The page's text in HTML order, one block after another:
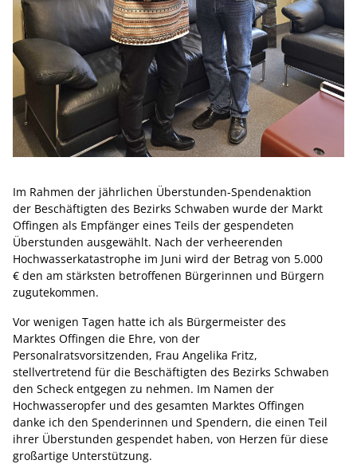
Im Rahmen der jährlichen Überstunden-Spendenaktion
der Beschäftigten des Bezirks Schwaben wurde der Markt
Offingen als Empfänger eines Teils der gespendeten
Überstunden ausgewählt. Nach der verheerenden
Hochwasserkatastrophe im Juni wird der Betrag von 5.000
€ den am stärksten betroffenen Bürgerinnen und Bürgern
zugutekommen.
Vor wenigen Tagen hatte ich als Bürgermeister des
Marktes Offingen die Ehre, von der
Personalratsvorsitzenden, Frau Angelika Fritz,
stellvertretend für die Beschäftigten des Bezirks Schwaben
den Scheck entgegen zu nehmen. Im Namen der
Hochwasseropfer und des gesamten Marktes Offingen
danke ich den Spenderinnen und Spendern, die einen Teil
ihrer Überstunden gespendet haben, von Herzen für diese
großartige Unterstützung.